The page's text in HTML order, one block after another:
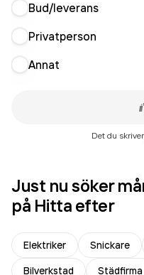
Bud/leverans
Privatperson
Annat
Det du
Just nu söker
på Hitta efter
Elektriker Snickare
Bilverkstad
Städfirma